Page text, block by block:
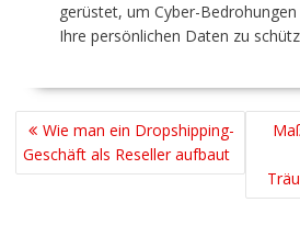
gerüstet, um Cyber-
Ihre persönlichen Daten zu
BEITRAGSNAVIGATION
Wie man ein Dropshipping-
Geschäft als Reseller aufbaut